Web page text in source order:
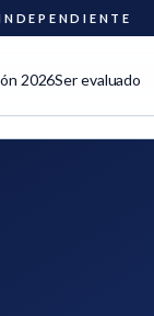
2026Ser evaluado